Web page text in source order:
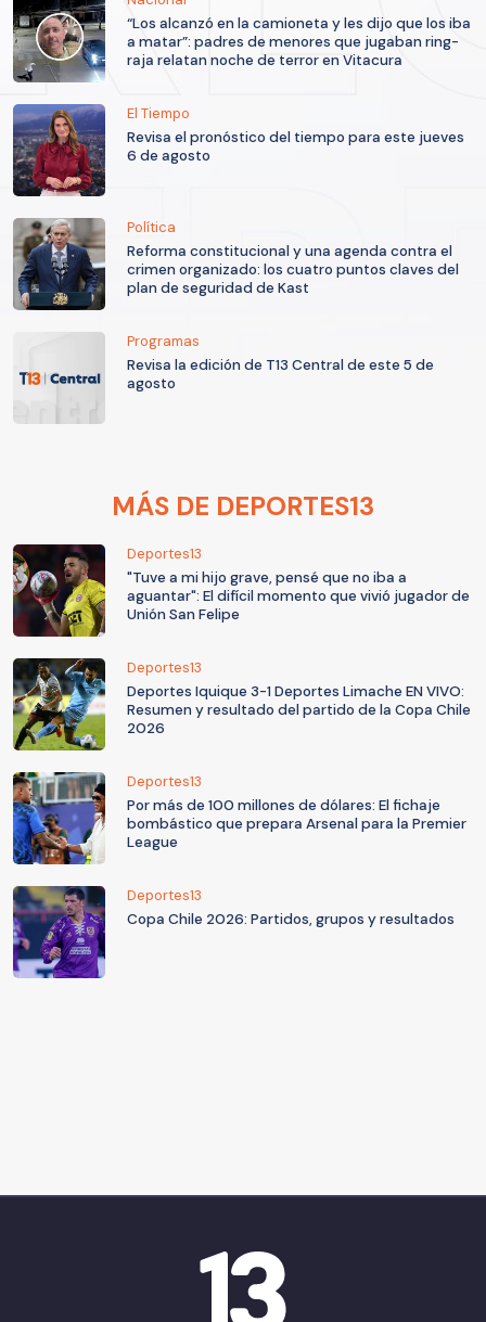
“Los alcanzó en la camioneta y les dijo que los iba
a matar”: padres de menores que jugaban ring-
raja relatan noche de terror en Vitacura
El Tiempo
Revisa el pronóstico del tiempo para este jueves
6 de agosto
Política
Reforma constitucional y una agenda contra el
crimen organizado: los cuatro puntos claves del
plan de seguridad de Kast
Programas
Revisa la edición de T13 Central de este 5 de
agosto
MÁS DE DEPORTES13
Deportes13
"Tuve a mi hijo grave, pensé que no iba a
aguantar": El difícil momento que vivió jugador de
Unión San Felipe
Deportes13
Deportes Iquique 3-1 Deportes Limache EN VIVO:
Resumen y resultado del partido de la Copa Chile
2026
Deportes13
Por más de 100 millones de dólares: El fichaje
bombástico que prepara Arsenal para la Premier
League
Deportes13
Copa Chile 2026: Partidos, grupos y resultados